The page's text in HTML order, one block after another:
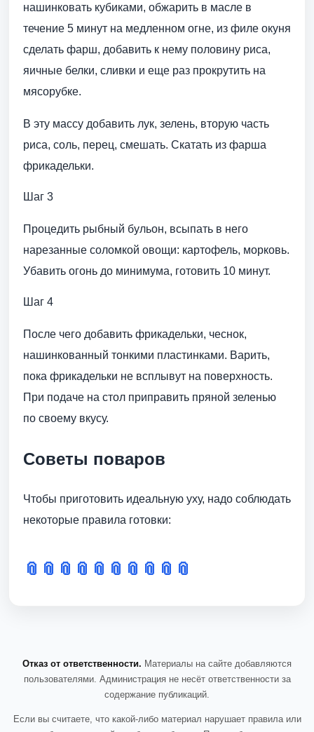
нашинковать кубиками, обжарить в масле в
течение 5 минут на медленном огне, из филе окуня
сделать фарш, добавить к нему половину риса,
яичные белки, сливки и еще раз прокрутить на
мясорубке.
В эту массу добавить лук, зелень, вторую часть
риса, соль, перец, смешать. Скатать из фарша
фрикадельки.
Шаг 3
Процедить рыбный бульон, всыпать в него
нарезанные соломкой овощи: картофель, морковь.
Убавить огонь до минимума, готовить 10 минут.
Шаг 4
После чего добавить фрикадельки, чеснок,
нашинкованный тонкими пластинками. Варить,
пока фрикадельки не всплывут на поверхность.
При подаче на стол приправить пряной зеленью
по своему вкусу.
Советы поваров
Чтобы приготовить идеальную уху, надо соблюдать
некоторые правила готовки:
📎 📎 📎 📎 📎 📎 📎 📎 📎 📎
Отказ от ответственности. Материалы на сайте добавляются
пользователями. Администрация не несёт ответственности за
содержание публикаций.
Если вы считаете, что какой-либо материал нарушает правила или